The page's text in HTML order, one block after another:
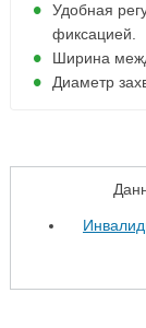
Удобная
фиксацией.
Ширина
Диаметр